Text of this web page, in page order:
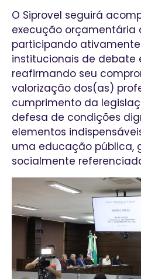
O Siprovel seguirá
execução orçamentária
participando
institucionais de debate
reafirmando seu
valorização dos(as)
cumprimento da
defesa de condições
elementos
uma educação pública,
socialmente